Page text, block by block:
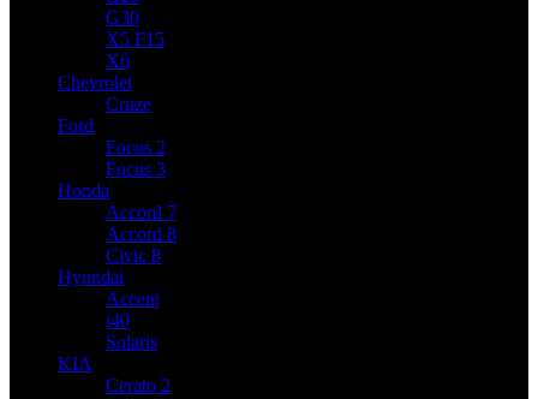
G30
X5 F15
X6
Chevrolet
Cruze
Ford
Focus 2
Focus 3
Honda
Accord 7
Accord 8
Civic 8
Hyundai
Accent
i40
Solaris
KIA
Cerato 2